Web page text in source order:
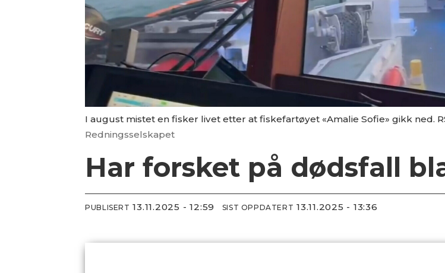
I august mistet en fisker livet etter at fiskefartøyet «Amalie Sofie» gikk ned.
Redningsselskapet
Har forsket på dødsfall
PUBLISERT 13.11.2025 - 12:59 SIST OPPDATERT 13.11.2025 - 13:36